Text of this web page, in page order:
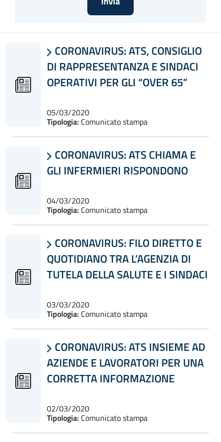
 CORONAVIRUS: ATS, CONSIGLIO
DI RAPPRESENTANZA E SINDACI
OPERATIVI PER GLI “OVER 65”
05/03/2020
Tipologia: Comunicato stampa
 CORONAVIRUS: ATS CHIAMA E
GLI INFERMIERI RISPONDONO
04/03/2020
Tipologia: Comunicato stampa
 CORONAVIRUS: FILO DIRETTO E
QUOTIDIANO TRA L’AGENZIA DI
TUTELA DELLA SALUTE E I SINDACI
03/03/2020
Tipologia: Comunicato stampa
 CORONAVIRUS: ATS INSIEME AD
AZIENDE E LAVORATORI PER UNA
CORRETTA INFORMAZIONE
02/03/2020
Tipologia: Comunicato stampa